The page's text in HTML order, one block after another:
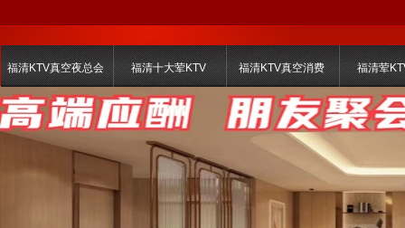
福清KTV真空夜总会 福清十大荤KTV 福清KTV真空消费 福清荤